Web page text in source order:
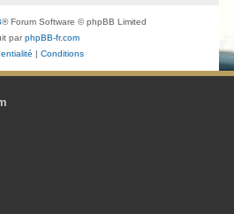
® Forum Software © phpBB Limited
parphpBB-fr.com
| Conditions